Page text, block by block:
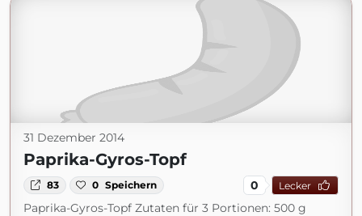
31 Dezember 2014
Paprika-Gyros-Topf
83 0 Speichern 0 Lecker
Paprika-Gyros-Topf Zutaten für 3 Portionen: 500 g